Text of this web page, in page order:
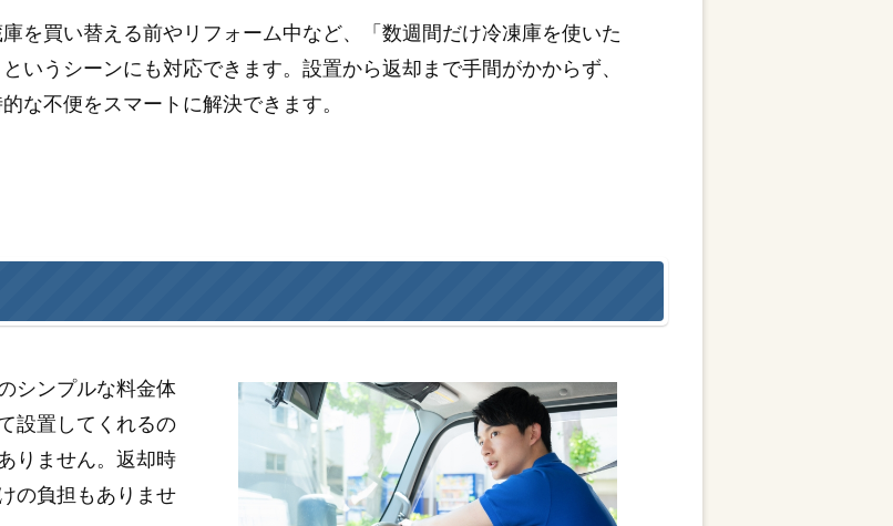
を買い替える前やリフォーム中など、「数週間だけ冷凍庫を使いた
いうシーンにも対応できます。設置から返却まで手間がかからず、
な不便をスマートに解決できます。
シンプルな料金体
設置してくれるの
りません。返却時
の負担もありませ